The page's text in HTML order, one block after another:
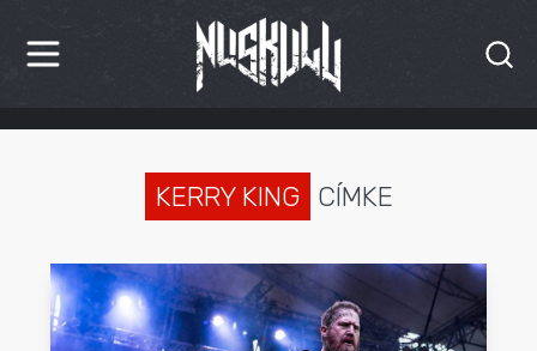
HÍREK
INTERJÚK
KERRY KING CÍMKE